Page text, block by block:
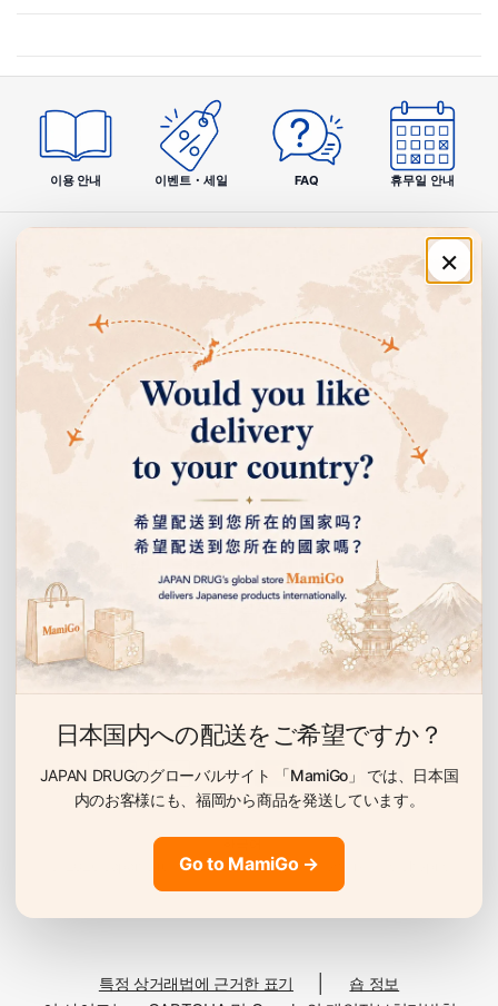
걸쭉한 온수감
탁한 목욕
2
기토 유자 오일 배합
향기에 대한 집착
엄선한 산지에서 온 유자의 향기를 재현. 4종류의
다른 감귤을 즐길 수 있습니다.
온욕 효과로 혈행 촉진
탄산 파워
탄산가스가 온욕 효과를 높여 냉증이나 피로 회복,
어깨 결림에 확실히 접근합니다.
4
피부를 촉촉하게 하는 보습 성분
갈근 추출물, 생강 추출물을 배합. 건조가 신경 쓰이
는 계절의 피부에도 기쁜 처방입니다.
성분명 특징·역할
이용 안내 이벤트・세일 FAQ 휴무일 안내
×
日本国内への配送をご希望ですか？
JAPAN DRUGのグローバルサイト 「MamiGo」
では、日本国
内のお客様にも、福岡から商品を発送しています。
Go to MamiGo →
주문·이용 안내
쇼핑 안내
고객센터
선물, 할인 이벤트 등을 누구보다 먼저 알려드립니다.
이
일
국
가
/
경
© 2026 Japan Drug, All rights reserved. Powered by Shopify
특정 상거래법에 근거한 표기 숍 정보